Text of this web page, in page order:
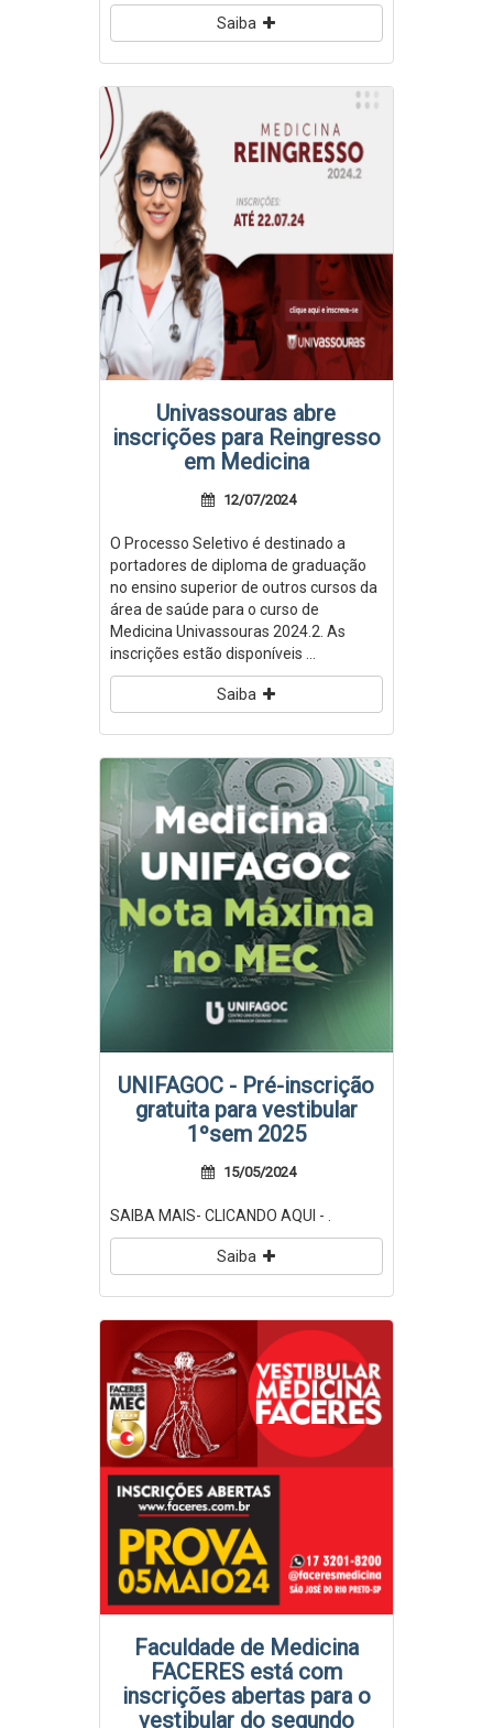
Saiba
Univassouras abre
inscrições para Reingresso
em Medicina
12/07/2024
O Processo Seletivo é destinado a
portadores de diploma de graduação
no ensino superior de outros cursos da
área de saúde para o curso de
Medicina Univassouras 2024.2. As
inscrições estão disponíveis ...
Saiba
UNIFAGOC - Pré-inscrição
gratuita para vestibular
1ºsem 2025
15/05/2024
SAIBA MAIS- CLICANDO AQUI - .
Saiba
Faculdade de Medicina
FACERES está com
inscrições abertas para o
vestibular do segundo